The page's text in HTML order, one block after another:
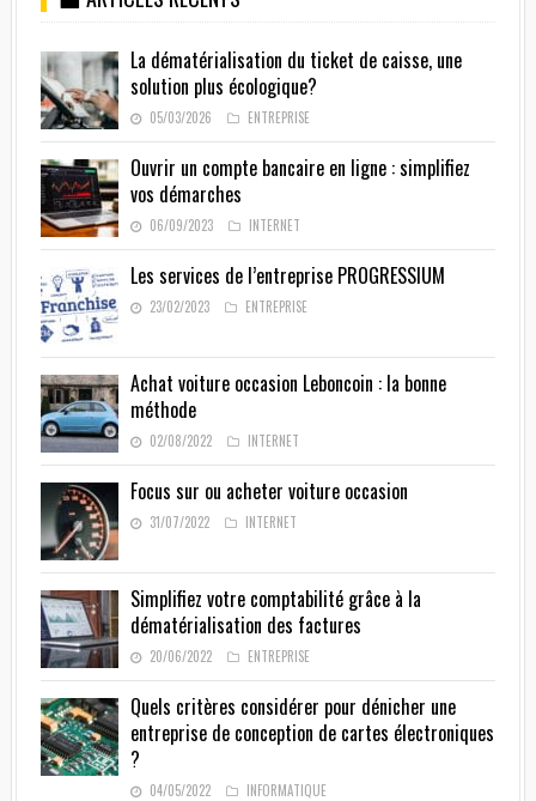
La dématérialisation du ticket de caisse, une
solution plus écologique?
05/03/2026 ENTREPRISE
Ouvrir un compte bancaire en ligne : simplifiez
vos démarches
06/09/2023 INTERNET
Les services de l’entreprise PROGRESSIUM
23/02/2023 ENTREPRISE
Achat voiture occasion Leboncoin : la bonne
méthode
02/08/2022 INTERNET
Focus sur ou acheter voiture occasion
31/07/2022 INTERNET
Simplifiez votre comptabilité grâce à la
dématérialisation des factures
20/06/2022 ENTREPRISE
Quels critères considérer pour dénicher une
entreprise de conception de cartes électroniques
?
04/05/2022 INFORMATIQUE